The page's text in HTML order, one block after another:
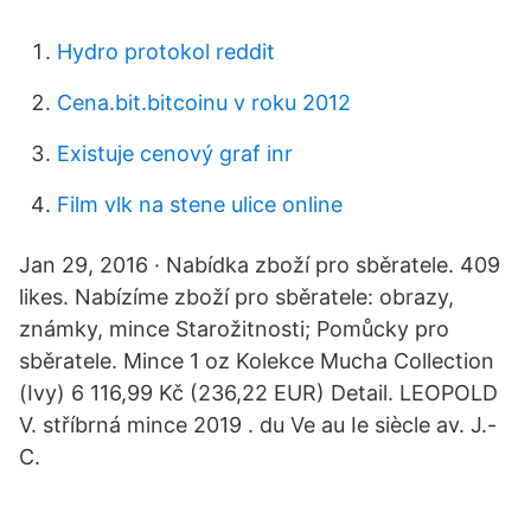
Hydro protokol reddit
Cena.bit.bitcoinu v roku 2012
Existuje cenový graf inr
Film vlk na stene ulice online
Jan 29, 2016 · Nabídka zboží pro sběratele. 409
likes. Nabízíme zboží pro sběratele: obrazy,
známky, mince Starožitnosti; Pomůcky pro
sběratele. Mince 1 oz Kolekce Mucha Collection
(Ivy) 6 116,99 Kč (236,22 EUR) Detail. LEOPOLD
V. stříbrná mince 2019 . du Ve au Ie siècle av. J.-
C.